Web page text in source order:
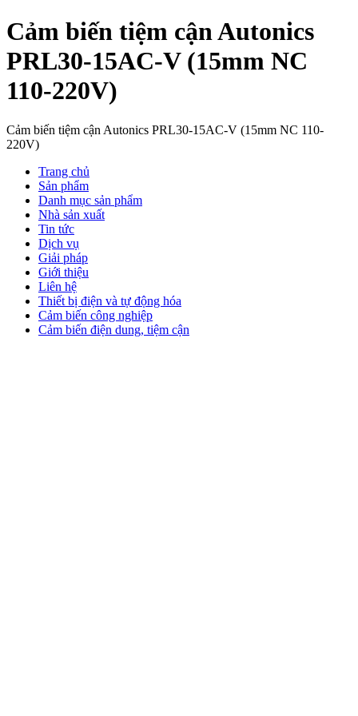
Cảm biến tiệm cận Autonics
PRL30-15AC-V (15mm NC
110-220V)
Cảm biến tiệm cận Autonics PRL30-15AC-V (15mm NC 110-
220V)
Trang chủ
Sản phẩm
Danh mục sản phẩm
Nhà sản xuất
Tin tức
Dịch vụ
Giải pháp
Giới thiệu
Liên hệ
Thiết bị điện và tự động hóa
Cảm biến công nghiệp
Cảm biến điện dung, tiệm cận